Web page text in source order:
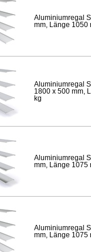
Aluminiumregal
mm, Länge 1050
Aluminiumregal
1800 x 500 mm,
kg
Aluminiumregal
mm, Länge 1075
Aluminiumregal
mm, Länge 1075